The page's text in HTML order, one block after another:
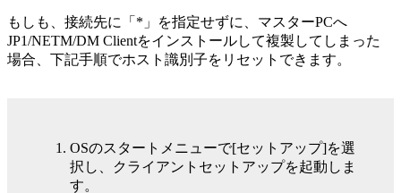
もしも、接続先に「*」を指定せずに、マスターPCへ
JP1/NETM/DM Clientをインストールして複製してしまった
場合、下記手順でホスト識別子をリセットできます。
OSのスタートメニューで[セットアップ]を選
択し、クライアントセットアップを起動しま
す。